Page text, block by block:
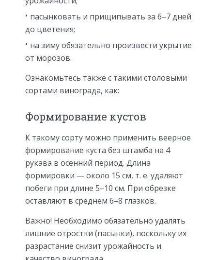
пасынковать и прищипывать за 6–7 дней
до цветения;
на зиму обязательно произвести укрытие
от морозов.
Ознакомьтесь также с такими столовыми
сортами винограда, как:
Формирование кустов
К такому сорту можно применить веерное
формирование куста без штамба на 4
рукава в осенний период. Длина
формировки — около 15 см, т. е. удаляют
побеги при длине 5–10 см. При обрезке
оставляют в среднем 6–8 глазков.
Важно! Необходимо обязательно удалять
лишние отростки (пасынки), поскольку их
разрастание снизит урожайность и